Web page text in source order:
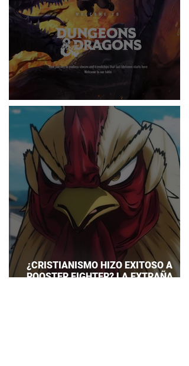
DUNGEONS & DRAGONS ¿TE
¿CRISTIANISMO HIZO EXITOSO A
ROOSTER FIGHTER? LA EXTRAÑA